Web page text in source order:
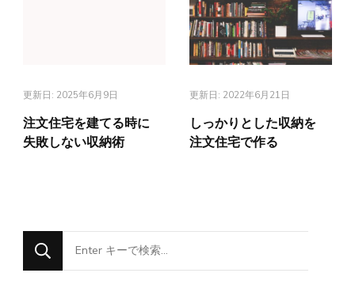
更新日: 2025年6月9日
注文住宅を建てる時に
失敗しない収納術
更新日: 2022年6月21日
しっかりとした収納を
注文住宅で作る
に